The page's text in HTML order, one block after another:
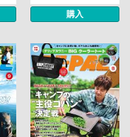
購入